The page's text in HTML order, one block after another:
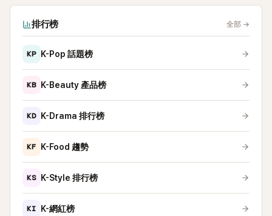
排行榜 全部 →
KP K-Pop 話題榜
KB K-Beauty 產品榜
KD K-Drama 排行榜
KF K-Food 趨勢
KS K-Style 排行榜
KI K-網紅榜